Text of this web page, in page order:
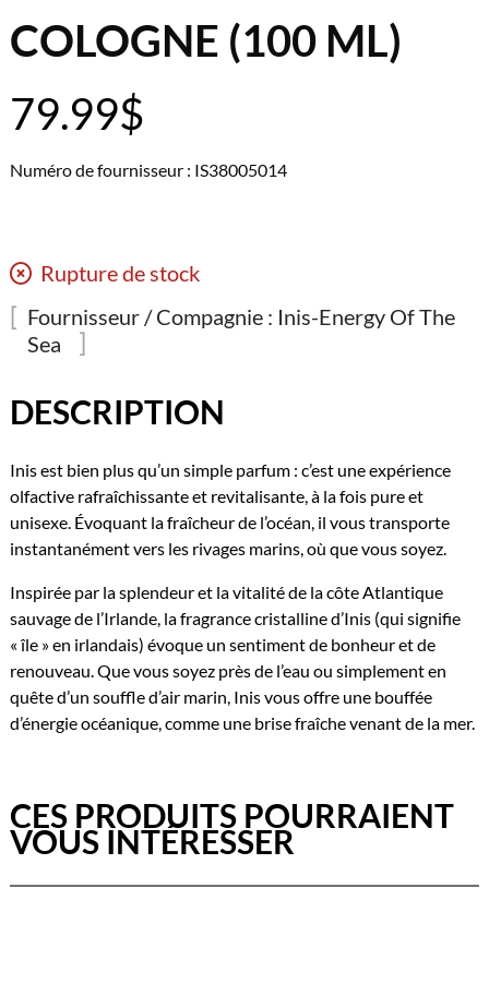
COLOGNE (100 ML)
79.99$
Numéro de fournisseur : IS38005014
Rupture de stock
Fournisseur / Compagnie : Inis-Energy Of The
Sea
DESCRIPTION
Inis est bien plus qu’un simple parfum : c’est une expérience
olfactive rafraîchissante et revitalisante, à la fois pure et
unisexe. Évoquant la fraîcheur de l’océan, il vous transporte
instantanément vers les rivages marins, où que vous soyez.
Inspirée par la splendeur et la vitalité de la côte Atlantique
sauvage de l’Irlande, la fragrance cristalline d’Inis (qui signifie
« île » en irlandais) évoque un sentiment de bonheur et de
renouveau. Que vous soyez près de l’eau ou simplement en
quête d’un souffle d’air marin, Inis vous offre une bouffée
d’énergie océanique, comme une brise fraîche venant de la mer.
CES PRODUITS POURRAIENT
VOUS INTÉRESSER